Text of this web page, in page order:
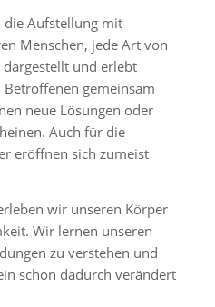
die Aufstellung mit
Menschen, jede Art von
und erlebt
gemeinsam
neue Lösungen oder
Auch für die
eröffnen sich zumeist
wir unseren Körper
Wir lernen unseren
zu verstehen und
schon dadurch verändert